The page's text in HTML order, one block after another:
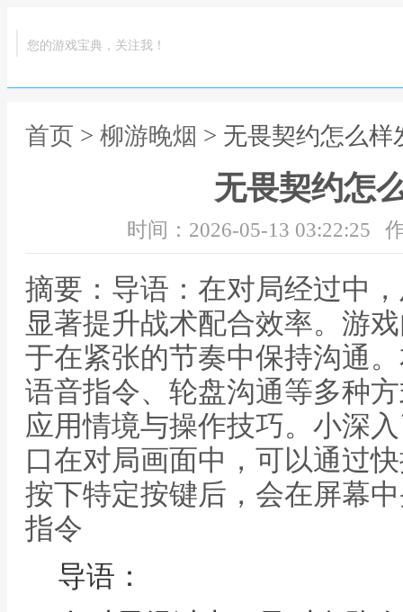
您的游戏宝典，关注我！
首页 > 柳游晚烟 > 无畏契约怎么样
无畏契约怎
时间：2026-05-13 03:22:25
摘要：导语：在对局经过中
显著提升战术配合效率。游
于在紧张的节奏中保持沟通
语音指令、轮盘沟通等多种
应用情境与操作技巧。小深
口在对局画面中，可以通过
按下特定按键后，会在屏幕
指令
导语：